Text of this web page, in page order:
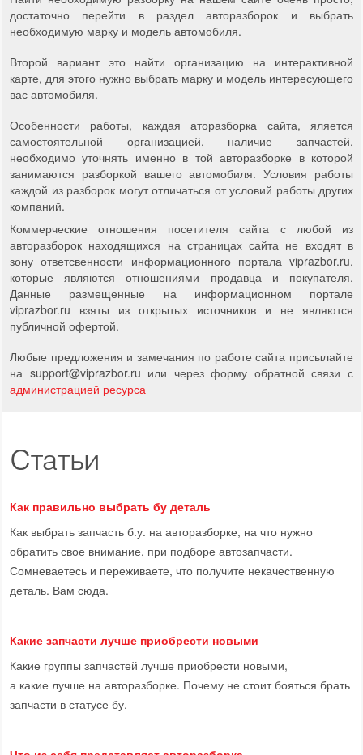
достаточно перейти в раздел авторазборок и выбрать
необходимую марку и модель автомобиля.
Второй вариант это найти организацию на интерактивной
карте, для этого нужно выбрать марку и модель интересующего
вас автомобиля.
Особенности работы, каждая аторазборка сайта, яляется
самостоятельной организацией, наличие запчастей,
необходимо уточнять именно в той авторазборке в которой
занимаются разборкой вашего автомобиля. Условия работы
каждой из разборок могут отличаться от условий работы других
компаний.
Коммерческие отношения посетителя сайта с любой из
авторазборок находящихся на страницах сайта не входят в
зону ответсвенности информационного портала viprazbor.ru,
которые являются отношениями продавца и покупателя.
Данные размещенные на информационном портале
viprazbor.ru взяты из открытых источников и не являются
публичной офертой.
Любые предложения и замечания по работе сайта присылайте
на support@viprazbor.ru или через форму обратной связи с
администрацией ресурса
Статьи
Как правильно выбрать бу деталь
Как выбрать запчасть б.у. на авторазборке, на что нужно
обратить свое внимание, при подборе автозапчасти.
Сомневаетесь и переживаете, что получите некачественную
деталь. Вам сюда.
Какие запчасти лучше приобрести новыми
Какие группы запчастей лучше приобрести новыми,
а какие лучше на авторазборке. Почему не стоит бояться брать
запчасти в статусе бу.